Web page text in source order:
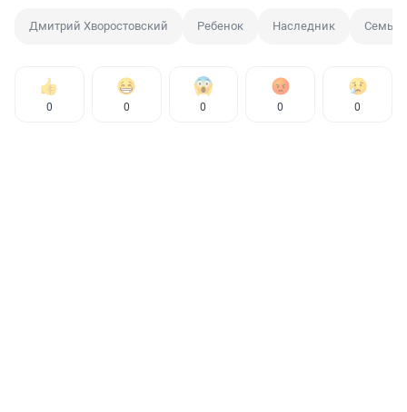
Дмитрий Хворостовский Ребенок Наследник Семья
0 0 0 0 0